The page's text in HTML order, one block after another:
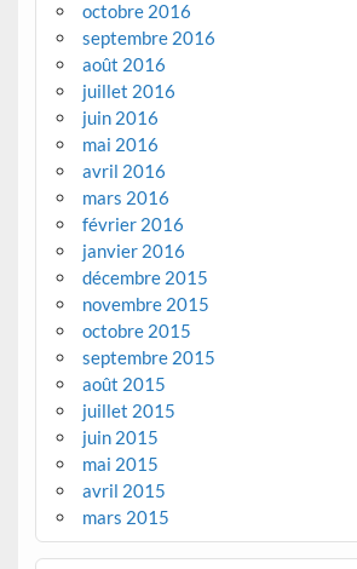
octobre 2016
septembre 2016
août 2016
juillet 2016
juin 2016
mai 2016
avril 2016
mars 2016
février 2016
janvier 2016
décembre 2015
novembre 2015
octobre 2015
septembre 2015
août 2015
juillet 2015
juin 2015
mai 2015
avril 2015
mars 2015